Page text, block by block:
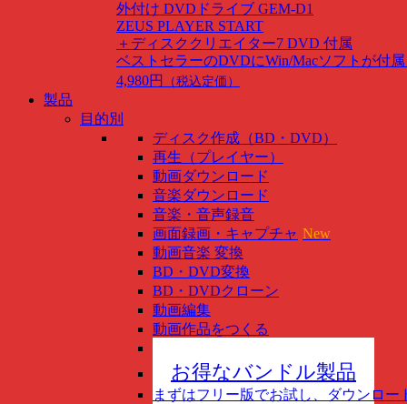
外付け DVDドライブ GEM-D1
ZEUS PLAYER START
＋ディスククリエイター7 DVD 付属
ベストセラーのDVDにWin/Macソフトが付
4,980円
（税込定価）
製品
目的別
ディスク作成（BD・DVD）
再生（プレイヤー）
動画ダウンロード
音楽ダウンロード
音楽・音声録音
画面録画・キャプチャ New
動画音楽 変換
BD・DVD変換
BD・DVDクローン
動画編集
動画作品をつくる
お得なバンドル製品
まずはフリー版でお試し、ダウンロー